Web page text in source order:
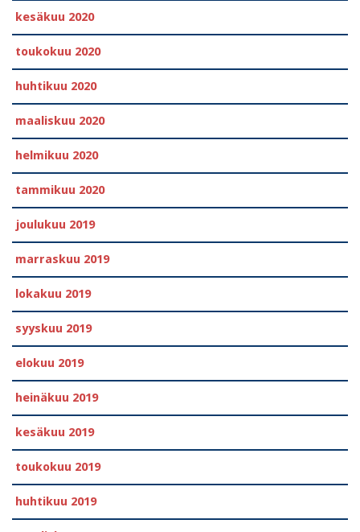
kesäkuu 2020
toukokuu 2020
huhtikuu 2020
maaliskuu 2020
helmikuu 2020
tammikuu 2020
joulukuu 2019
marraskuu 2019
lokakuu 2019
syyskuu 2019
elokuu 2019
heinäkuu 2019
kesäkuu 2019
toukokuu 2019
huhtikuu 2019